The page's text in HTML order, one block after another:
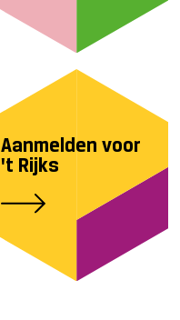
Aanmelden voor
't Rijks